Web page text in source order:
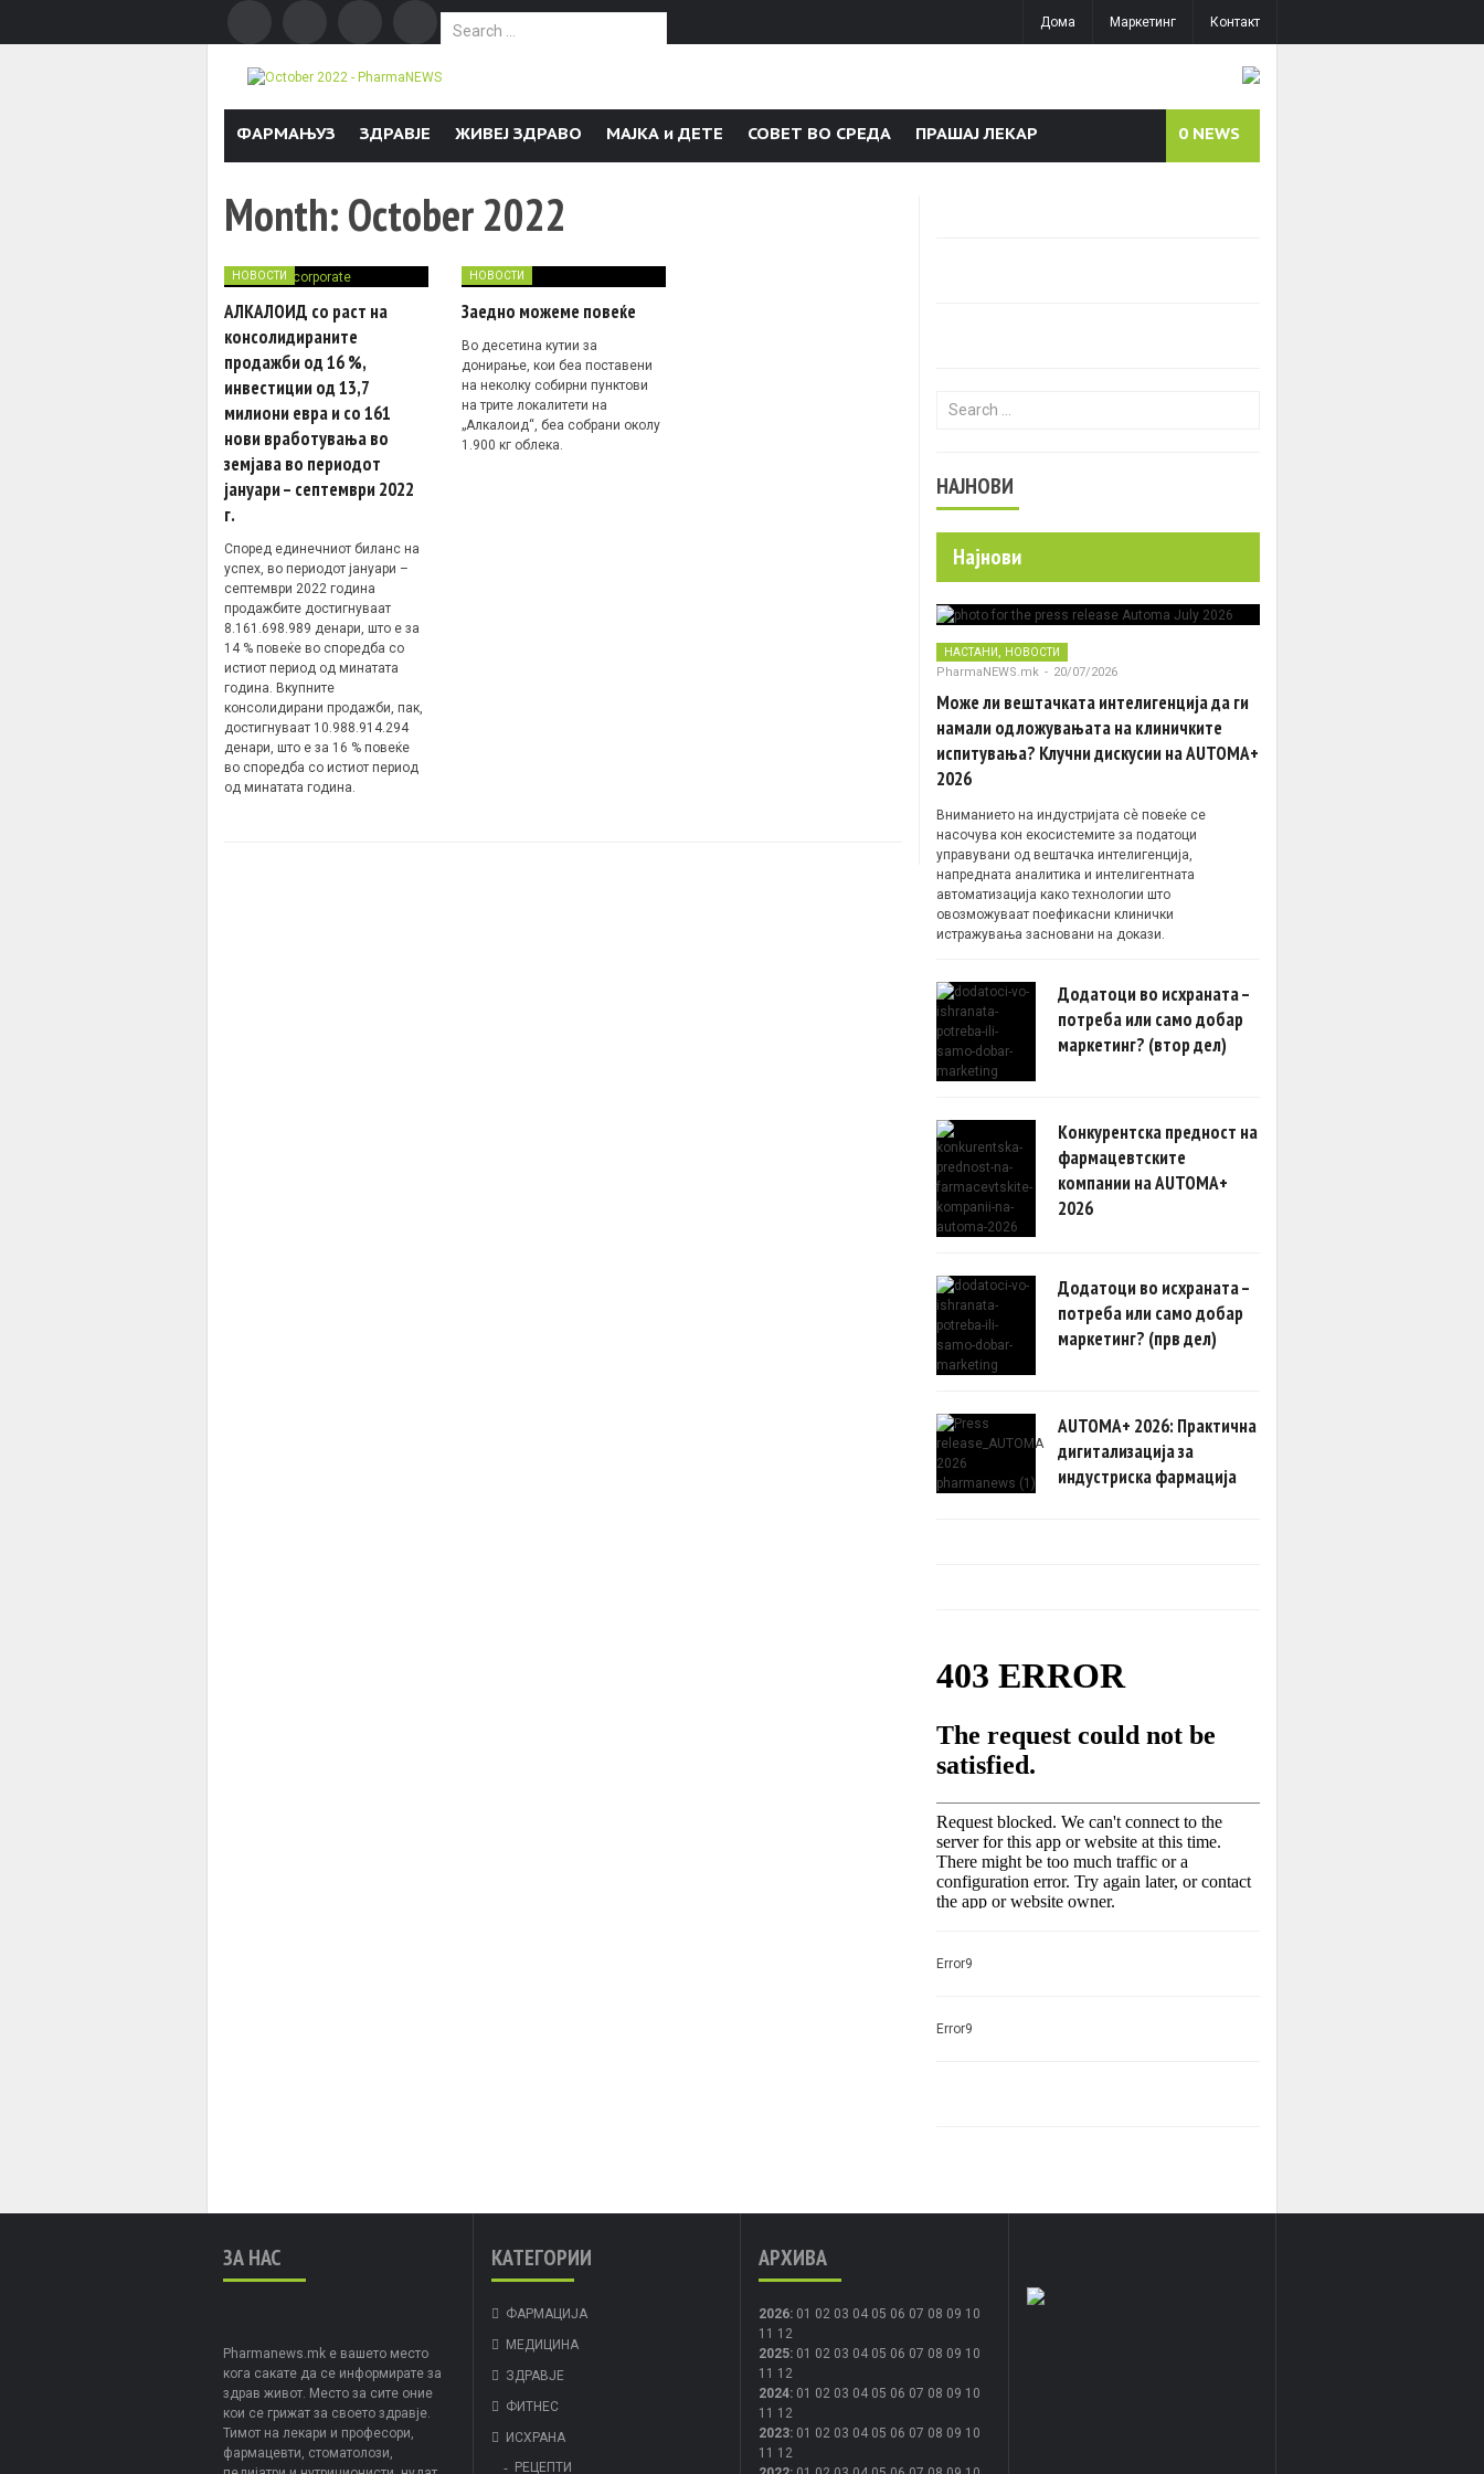
Search for:
Дома Маркетинг Контакт
ФАРМАЊУЗ ЗДРАВЈЕ ЖИВЕЈ ЗДРАВО МАЈКА и ДЕТЕ СОВЕТ ВО СРЕДА ПРАШАЈ ЛЕКАР 0 NEWS
Month:October 2022
НОВОСТИ
АЛКАЛОИД со раст на
консолидираните
продажби од 16 %,
инвестиции од 13,7
милиони евра и со 161
нови вработувања во
земјава во периодот
јануари – септември 2022
г.
Според единечниот биланс на
успех, во периодот јануари –
септември 2022 година
продажбите достигнуваат
8.161.698.989 денари, што е за
14 % повеќе во споредба со
истиот период од минатата
година. Вкупните
консолидирани продажби, пак,
достигнуваат 10.988.914.294
денари, што е за 16 % повеќе
во споредба со истиот период
од минатата година.
НОВОСТИ
Заедно можеме повеќе
Во десетина кутии за
донирање, кои беа поставени
на неколку собирни пунктови
на трите локалитети на
„Алкалоид“, беа собрани околу
1.900 кг облека.
Search for:
НАЈНОВИ
Најнови
НАСТАНИ НОВОСТИ
PharmaNEWS.mk - 20/07/2026
Може ли вештачката интелигенција да ги
намали одложувањата на клиничките
испитувања? Клучни дискусии на AUTOMA+
2026
Вниманието на индустријата сè повеќе се
насочува кон екосистемите за податоци
управувани од вештачка интелигенција,
напредната аналитика и интелигентната
автоматизација како технологии што
овозможуваат поефикасни клинички
истражувања засновани на докази.
Додатоци во исхраната –
потреба или само добар
маркетинг? (втор дел)
Конкурентска предност на
фармацевтските
компании на AUTOMA+
2026
Додатоци во исхраната –
потреба или само добар
маркетинг? (прв дел)
AUTOMA+ 2026: Практична
дигитализација за
индустриска фармација
Error9
Error9
ЗА НАС
Pharmanews.mk е вашето место
кога сакате да се информирате за
здрав живот. Место за сите оние
кои се грижат за своето здравје.
Тимот на лекари и професори,
фармацевти, стоматолози,
КАТЕГОРИИ
ФАРМАЦИЈА
МЕДИЦИНА
ЗДРАВЈЕ
ФИТНЕС
ИСХРАНА
РЕЦЕПТИ
АРХИВА
2026: 01 02 03 04 05 06 07 08 09 10
11 12
2025: 01 02 03 04 05 06 07 08 09 10
11 12
2024: 01 02 03 04 05 06 07 08 09 10
11 12
2023: 01 02 03 04 05 06 07 08 09 10
11 12